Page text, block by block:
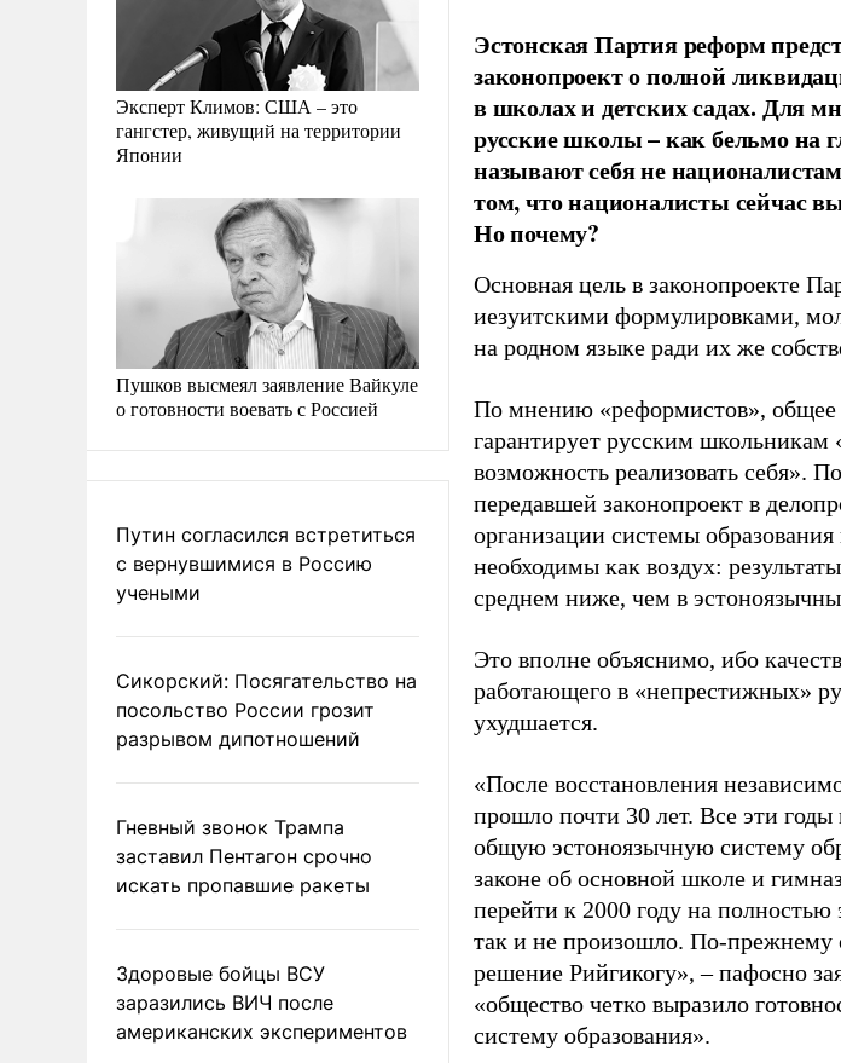
Эксперт Климов: США – это
гангстер, живущий на территории
Японии
Пушков высмеял заявление Вайкуле
о готовности воевать с Россией
Путин согласился встретиться
с вернувшимися в Россию
учеными
Сикорский: Посягательство на
посольство России грозит
разрывом дипотношений
Гневный звонок Трампа
заставил Пентагон срочно
искать пропавшие ракеты
Здоровые бойцы ВСУ
заразились ВИЧ после
американских экспериментов
Эстонская Партия реформ
законопроект о полной
в школах и детских садах. Для
русские школы – как бельмо на
называют себя не
том, что националисты сейчас
Но почему?
Основная цель в законопроекте
иезуитскими формулировками,
на родном языке ради их же
По мнению «реформистов», общее
гарантирует русским школьникам
возможность реализовать себя».
передавшей законопроект в
организации системы
необходимы как воздух:
среднем ниже, чем в
Это вполне объяснимо, ибо
работающего в «непрестижных»
ухудшается.
«После восстановления
прошло почти 30 лет. Все эти
общую эстоноязычную систему
законе об основной школе и
перейти к 2000 году на полностью
так и не произошло. По-прежнему
решение Рийгикогу», – пафосно
«общество четко выразило
систему образования».